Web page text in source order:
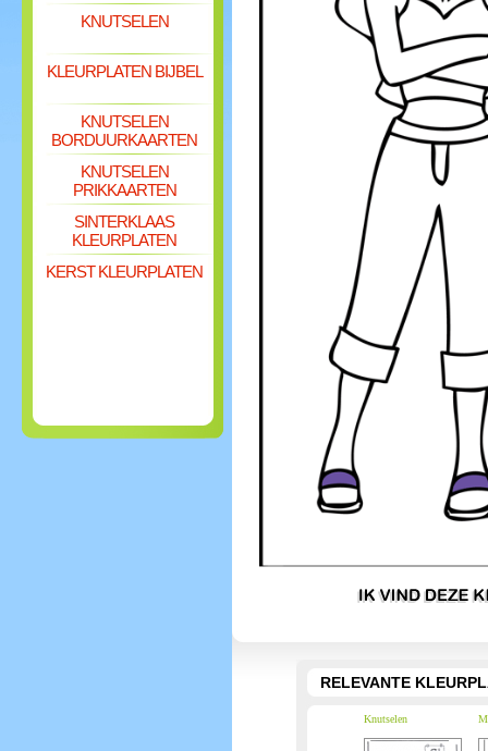
KNUTSELEN
KLEURPLATEN BIJBEL
KNUTSELEN
BORDUURKAARTEN
KNUTSELEN
PRIKKAARTEN
SINTERKLAAS
KLEURPLATEN
KERST KLEURPLATEN
RELEVANTE
Knutselen